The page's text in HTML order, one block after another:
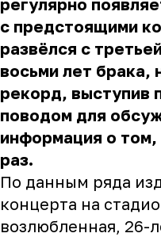
с предстоящими
развёлся с
восьми лет брака,
рекорд, выступив
поводом для
информация о
раз.
По данным ряда
концерта на
возлюбленная, 26-